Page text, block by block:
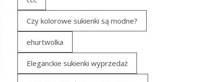
Czy kolorowe sukienki są modne?
ehurtwolka
Eleganckie sukienki wyprzedaż